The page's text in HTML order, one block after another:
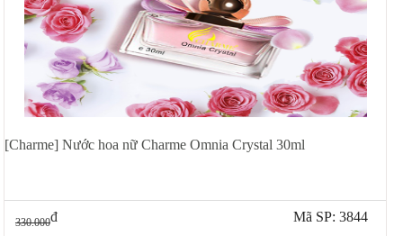
[Charme] Nước hoa nữ Charme Omnia Crystal 30ml
330.000đ Mã SP: 3844